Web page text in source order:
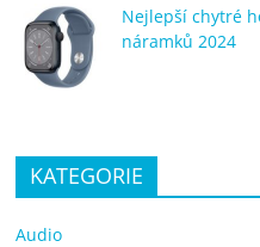
Nejlepší chytré
náramků 2024
KATEGORIE
Audio